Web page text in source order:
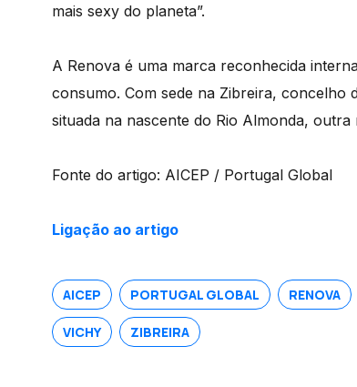
mais sexy do planeta”.
A Renova é uma marca reconhecida
consumo. Com sede na Zibreira, concelho
situada na nascente do Rio Almonda,
Fonte do artigo: AICEP / Portugal Global
Ligação ao artigo
AICEP PORTUGAL GLOBAL RENOVA
VICHY ZIBREIRA